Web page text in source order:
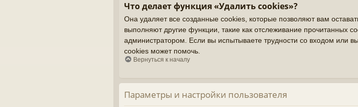
Что делает функция «Удалить cookies»?
Она удаляет все созданные cookies, которые позволяют вам
выполняют другие функции, такие как отслеживание прочитанных
администратором. Если вы испытываете трудности со входом или
cookies может помочь.
Вернуться к началу
Параметры и настройки пользователя